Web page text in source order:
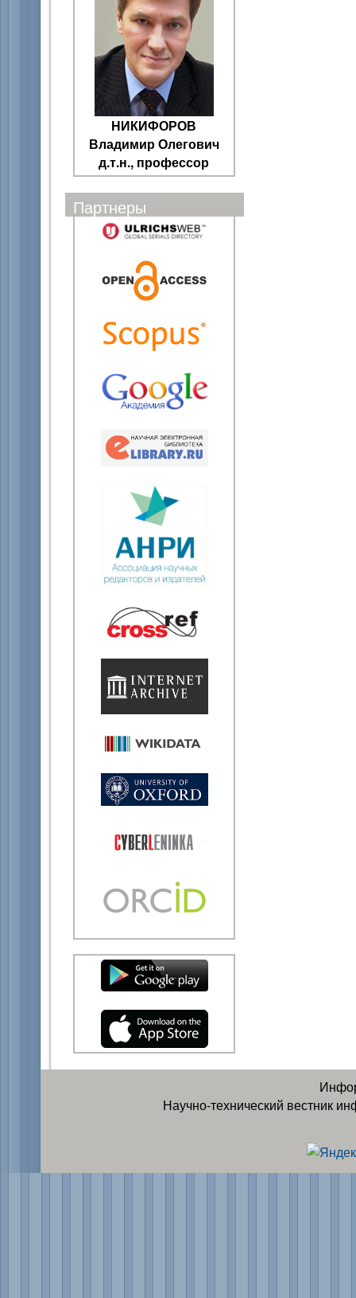
НИКИФОРОВ
Владимир Олегович
д.т.н., профессор
Партнеры
Научно-технический вестник